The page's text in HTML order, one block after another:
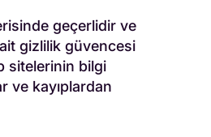
geçerlidir ve
gizlilik güvencesi
sitelerinin bilgi
ve kayıplardan